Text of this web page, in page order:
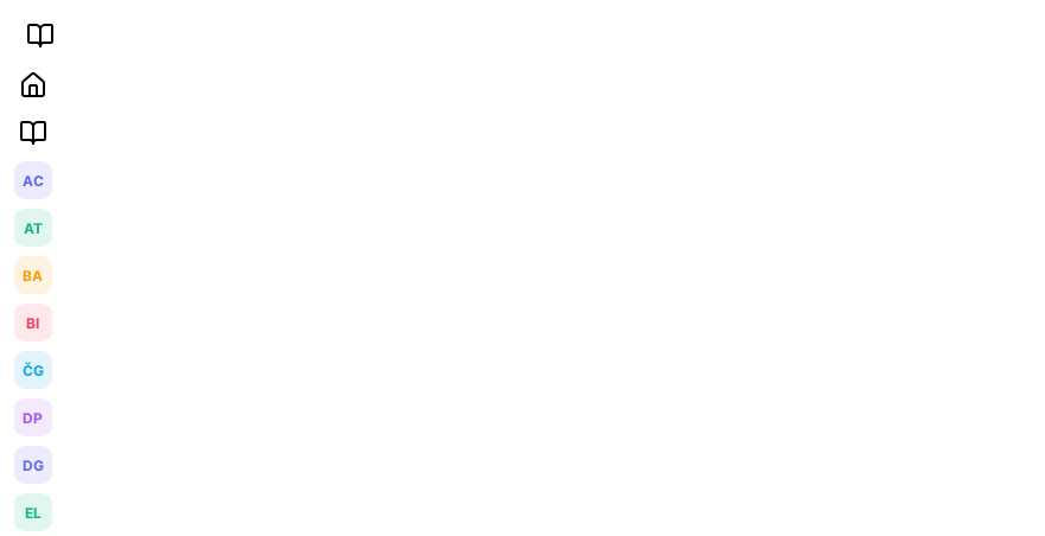
AC
AT
BA
BI
ČG
DP
DG
EL